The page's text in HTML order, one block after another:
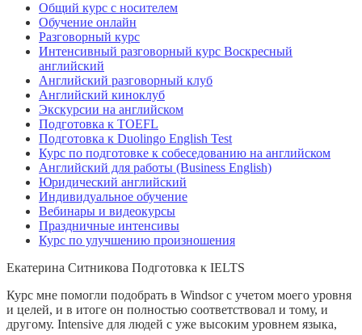
Общий курс с носителем
Обучение онлайн
Разговорный курс
Интенсивный разговорный курс Воскресный
английский
Английский разговорный клуб
Английский киноклуб
Экскурсии на английском
Подготовка к TOEFL
Подготовка к Duolingo English Test
Курс по подготовке к собеседованию на английском
Английский для работы (Business English)
Юридический английский
Индивидуальное обучение
Вебинары и видеокурсы
Праздничные интенсивы
Курс по улучшению произношения
Екатерина Ситникова Подготовка к IELTS
Курс мне помогли подобрать в Windsor с учетом моего уровня
и целей, и в итоге он полностью соответствовал и тому, и
другому. Intensive для людей с уже высоким уровнем языка,